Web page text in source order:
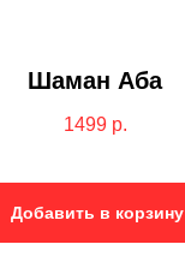
Шаман Аба
1499 р.
Добавить в корзину